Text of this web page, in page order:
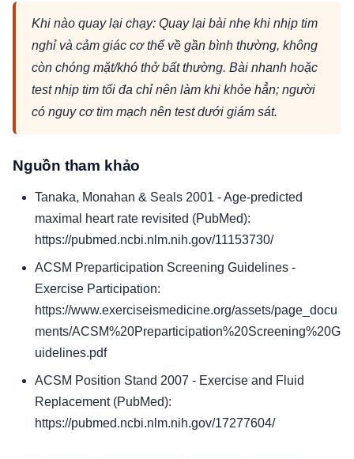
Khi nào quay lại chạy: Quay lại bài nhẹ khi nhịp tim
nghỉ và cảm giác cơ thể về gần bình thường, không
còn chóng mặt/khó thở bất thường. Bài nhanh hoặc
test nhịp tim tối đa chỉ nên làm khi khỏe hẳn; người
có nguy cơ tim mạch nên test dưới giám sát.
Nguồn tham khảo
Tanaka, Monahan & Seals 2001 - Age-predicted
maximal heart rate revisited (PubMed):
https://pubmed.ncbi.nlm.nih.gov/11153730/
ACSM Preparticipation Screening Guidelines -
Exercise Participation:
https://www.exerciseismedicine.org/assets/page_docu
ments/ACSM%20Preparticipation%20Screening%20G
uidelines.pdf
ACSM Position Stand 2007 - Exercise and Fluid
Replacement (PubMed):
https://pubmed.ncbi.nlm.nih.gov/17277604/